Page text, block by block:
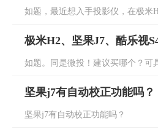
如题，最近想入手投影仪，在极米
极米H2、坚果J7、酷乐视
如题。同是微投！建议买哪个？可
坚果j7有自动校正功能吗？
坚果j7有自动校正功能吗？